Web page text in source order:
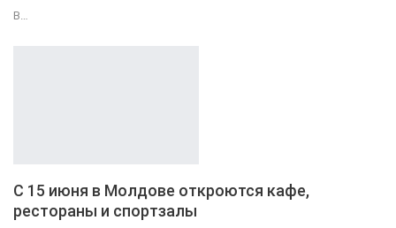
В…
C 15 июня в Молдове откроются кафе,
рестораны и спортзалы